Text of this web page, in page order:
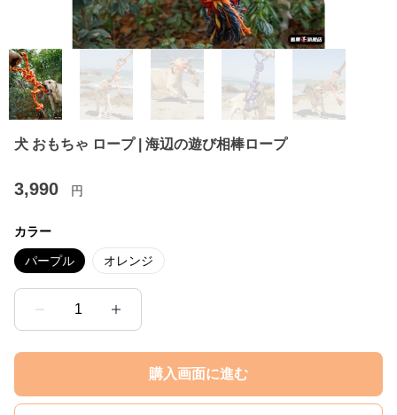
犬 おもちゃ ロープ | 海辺の遊び相棒ロープ
3,990 円
カラー
パープル オレンジ
1
購入画面に進む